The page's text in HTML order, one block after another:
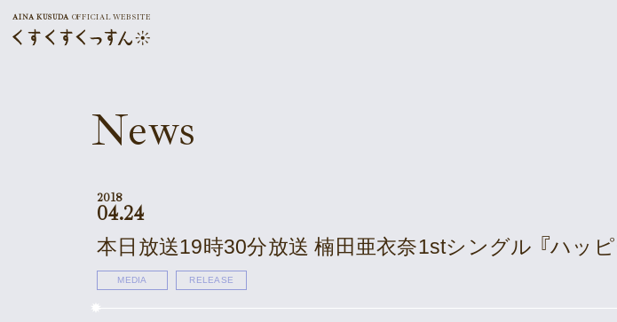
Meeting Room
AINA KUSUDAOFFICIAL WEBSITE
News
2018
04.24
本日放送19時30分放送 楠田亜衣奈1stシングル 『ハッ
MEDIA RELEASE